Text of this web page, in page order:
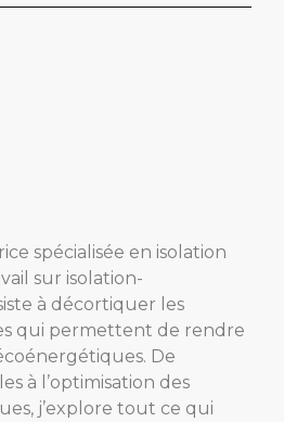
spécialisée en isolation
sur isolation-
à décortiquer les
qui permettent de rendre
De
à l’optimisation des
j’explore tout ce qui